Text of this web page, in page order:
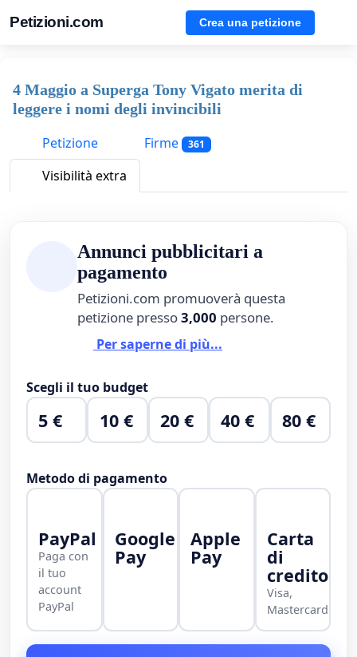
Petizioni.com Crea una petizione
4 Maggio a Superga Tony Vigato merita di
leggere i nomi degli invincibili
Petizione
Firme 361
Visibilità extra
Annunci pubblicitari a
pagamento
Petizioni.com promuoverà questa
petizione presso3,000 persone.
Per saperne di più...
Scegli il tuo budget
5 € 10 € 20 € 40 € 80 €
Metodo di pagamento
PayPal
Paga con
il tuo
account
PayPal
Google
Pay
Apple
Pay
Carta
di
credito
Visa,
Mastercard